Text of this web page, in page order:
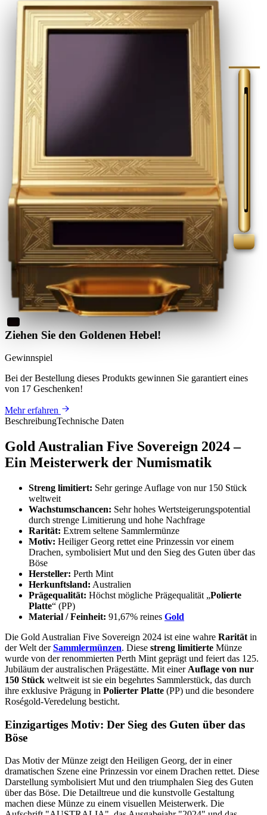
Ziehen Sie den Goldenen Hebel!
Gewinnspiel
Bei der Bestellung dieses Produkts gewinnen Sie garantiert eines
von 17 Geschenken!
Mehr erfahren
BeschreibungTechnische Daten
Gold Australian Five Sovereign 2024 –
Ein Meisterwerk der Numismatik
Streng limitiert: Sehr geringe Auflage von nur 150 Stück
weltweit
Wachstumschancen: Sehr hohes Wertsteigerungspotential
durch strenge Limitierung und hohe Nachfrage
Rarität: Extrem seltene Sammlermünze
Motiv: Heiliger Georg rettet eine Prinzessin vor einem
Drachen, symbolisiert Mut und den Sieg des Guten über das
Böse
Hersteller: Perth Mint
Herkunftsland: Australien
Prägequalität: Höchst mögliche Prägequalität „Polierte
Platte“ (PP)
Material / Feinheit: 91,67% reines Gold
Die Gold Australian Five Sovereign 2024 ist eine wahre Rarität in
der Welt derSammlermünzen. Diese streng limitierte Münze
wurde von der renommierten Perth Mint geprägt und feiert das 125.
Jubiläum der australischen Prägestätte. Mit einer Auflage von nur
150 Stück weltweit ist sie ein begehrtes Sammlerstück, das durch
ihre exklusive Prägung in Polierter Platte (PP) und die besondere
Roségold-Veredelung besticht.
Einzigartiges Motiv: Der Sieg des Guten über das
Böse
Das Motiv der Münze zeigt den Heiligen Georg, der in einer
dramatischen Szene eine Prinzessin vor einem Drachen rettet. Diese
Darstellung symbolisiert Mut und den triumphalen Sieg des Guten
über das Böse. Die Detailtreue und die kunstvolle Gestaltung
machen diese Münze zu einem visuellen Meisterwerk. Die